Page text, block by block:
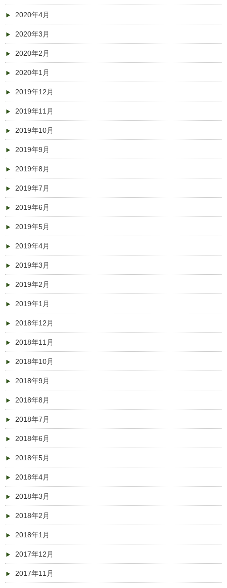
2020年4月
2020年3月
2020年2月
2020年1月
2019年12月
2019年11月
2019年10月
2019年9月
2019年8月
2019年7月
2019年6月
2019年5月
2019年4月
2019年3月
2019年2月
2019年1月
2018年12月
2018年11月
2018年10月
2018年9月
2018年8月
2018年7月
2018年6月
2018年5月
2018年4月
2018年3月
2018年2月
2018年1月
2017年12月
2017年11月